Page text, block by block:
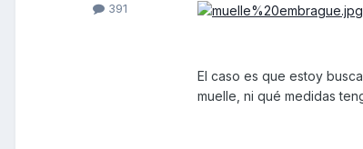
391
El caso es que estoy
muelle, ni qué medidas